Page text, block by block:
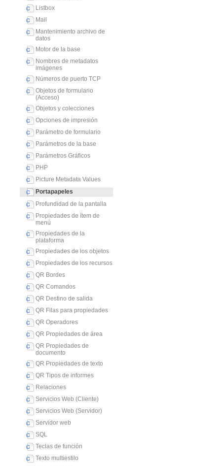
Listbox
Mail
Mantenimiento archivo de
datos
Motor de la base
Nombres de metadatos
imágenes
Números de puerto TCP
Objetos de formulario
(Acceso)
Objetos y colecciones
Opciones de impresión
Parámetro de formulario
Parámetros de la base
Parámetros Gráficos
PHP
Picture Metadata Values
Portapapeles
Profundidad de la pantalla
Propiedades de ítem de
menú
Propiedades de la
plataforma
Propiedades de los objetos
Propiedades de los recursos
QR Bordes
QR Comandos
QR Destino de salida
QR Filas para propiedades
QR Operadores
QR Propiedades de área
QR Propiedades de
documento
QR Propiedades de texto
QR Tipos de informes
Relaciones
Servicios Web (Cliente)
Servicios Web (Servidor)
Servidor web
SQL
Teclas de función
Texto multiestilo